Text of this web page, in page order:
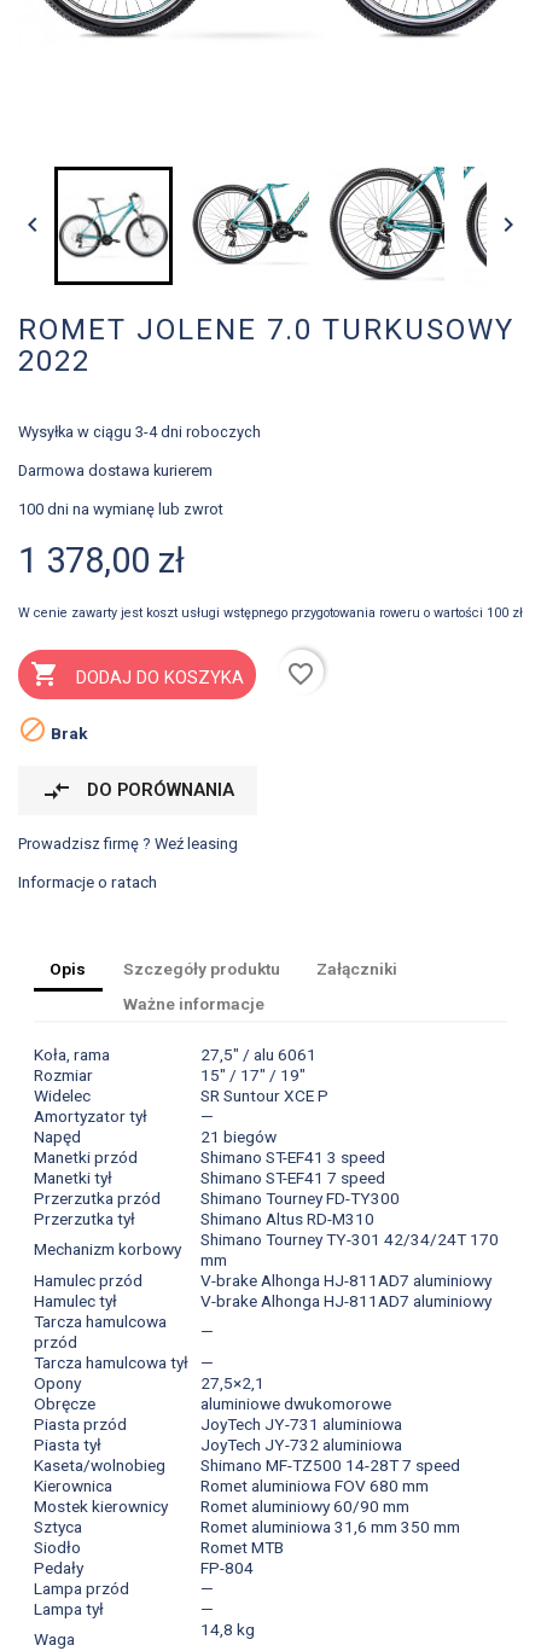
 
ROMET JOLENE 7.0 TURKUSOWY
2022
Wysyłka w ciągu 3-4 dni roboczych
Darmowa dostawa kurierem
100 dni na wymianę lub zwrot
1 378,00 zł
W cenie zawarty jest koszt usługi wstępnego przygotowania roweru o wartości 100 zł
 DODAJ DO KOSZYKA
favorite_border
 Brak
compare_arrows DO PORÓWNANIA
Prowadzisz firmę ? Weź leasing
Informacje o ratach
Opis Szczegóły produktu
Załączniki
Ważne informacje
Koła, rama
27,5" / alu 6061
Rozmiar
15" / 17" / 19"
Widelec
SR Suntour XCE P
Amortyzator tył
—
Napęd
21 biegów
Manetki przód
Shimano ST-EF41 3 speed
Manetki tył
Shimano ST-EF41 7 speed
Przerzutka przód
Shimano Tourney FD-TY300
Przerzutka tył
Shimano Altus RD-M310
Mechanizm korbowy
Shimano Tourney TY-301 42/34/24T 170
mm
Hamulec przód
V-brake Alhonga HJ-811AD7 aluminiowy
Hamulec tył
V-brake Alhonga HJ-811AD7 aluminiowy
Tarcza hamulcowa
przód
—
Tarcza hamulcowa tył
—
Opony
27,5×2,1
Obręcze
aluminiowe dwukomorowe
Piasta przód
JoyTech JY-731 aluminiowa
Piasta tył
JoyTech JY-732 aluminiowa
Kaseta/wolnobieg
Shimano MF-TZ500 14-28T 7 speed
Kierownica
Romet aluminiowa FOV 680 mm
Mostek kierownicy
Romet aluminiowy 60/90 mm
Sztyca
Romet aluminiowa 31,6 mm 350 mm
Siodło
Romet MTB
Pedały
FP-804
Lampa przód
—
Lampa tył
—
Waga
14,8 kg